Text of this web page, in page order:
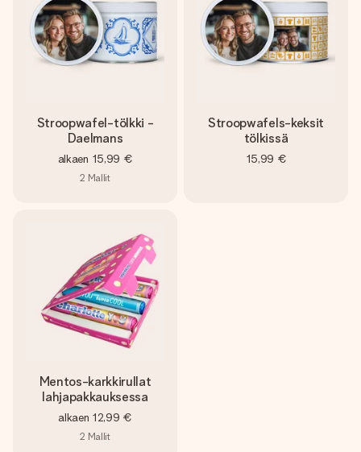
Stroopwafel-tölkki -
Daelmans
alkaen 15,99 €
2 Mallit
Stroopwafels-keksit
tölkissä
15,99 €
Mentos-karkkirullat
lahjapakkauksessa
alkaen 12,99 €
2 Mallit